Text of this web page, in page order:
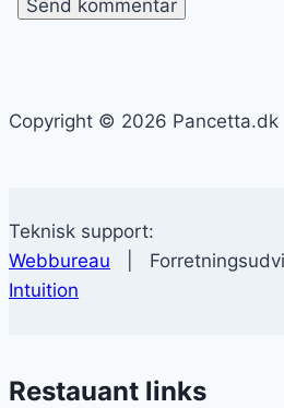
Copyright © 2026 Pancetta.dk
Teknisk support:
Webbureau |
Intuition
Restauant links